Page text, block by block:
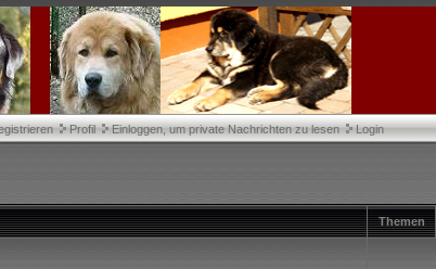
Profil Einloggen, um private Nachrichten zu lesen Login
Themen